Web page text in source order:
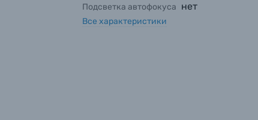
Подсветка автофокуса нет
Все характеристики